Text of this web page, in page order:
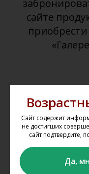
Сайт содержит
не достигших
сайт подтвердите,
Да,
сайте
Выбирайте
добавляйте их в